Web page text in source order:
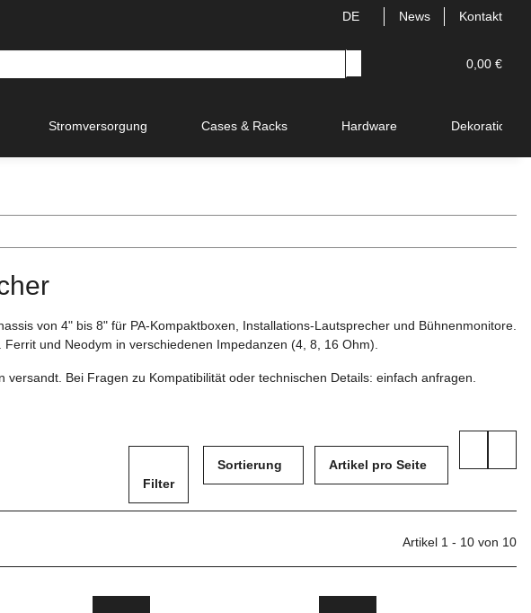
DE News Kontakt
0,00 €
Stromversorgung Cases & Racks Hardware Dekoration
von 4" bis 8" für PA-Kompaktboxen, Installations-Lautsprecher und Bühnenmonitore.
und Neodym in verschiedenen Impedanzen (4, 8, 16 Ohm).
Bei Fragen zu Kompatibilität oder technischen Details: einfach anfragen.
Filter
Sortierung Artikel pro Seite
Artikel 1 - 10 von 10